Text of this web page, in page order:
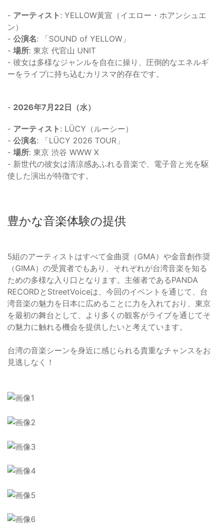
- アーティスト : YELLOW黃宣（イエロー・ホアンシュエ
ン）
- 公演名: 「SOUND of YELLOW」
- 場所: 東京 代官山 UNIT
- 彼女は多様なジャンルを自在に操り、圧倒的なエネルギ
ーをライブに持ち込むカリスマ的存在です。
- 2026年7月22日（水）
- アーティスト : LÜCY（ルーシー）
- 公演名: 「LÜCY 2026 TOUR」
- 場所: 東京 渋谷 WWW X
- 新世代の彼女は清涼感あふれる音楽で、電子音と光を駆
使した演出が特徴です。
豊かな音楽体験の提供
5組のアーティストはすべて金曲奨（GMA）や金音創作奨
（GIMA）の受賞者でもあり、それぞれが台湾音楽を知る
ための多様な入り口となります。主催者であるPANDA
RECORDとStreetVoiceは、今回のイベントを通じて、台
湾音楽の魅力を日本に広めることに力を入れており、東京
を最初の舞台として、より多くの観客がライブを通じてそ
の魅力に触れる機会を提供したいと考えています。
台湾の音楽シーンを身近に感じられる貴重なチャンスをお
見逃しなく！